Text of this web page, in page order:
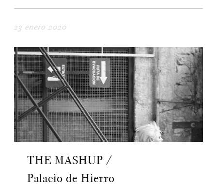
23 enero 2020
THE MASHUP /
Palacio de Hierro